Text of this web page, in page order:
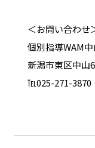
＜お問い合わせ
個別指導WAM
新潟市東区中
℡025-271-3870